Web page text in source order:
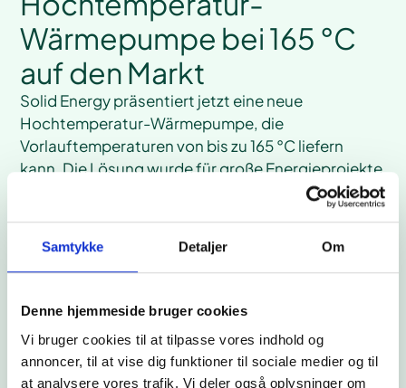
Samtykke Detaljer Om
Denne hjemmeside bruger cookies
Vi bruger cookies til at tilpasse vores indhold og
annoncer, til at vise dig funktioner til sociale medier og til
at analysere vores trafik. Vi deler også oplysninger om
Wärmepumpe bei 165 °C
auf den Markt
Solid Energy präsentiert jetzt eine neue
Hochtemperatur-Wärmepumpe, die
Vorlauftemperaturen von bis zu 165 °C liefern
kann. Die Lösung wurde für große Energieprojekte
entwickelt und baut auf unserer langjährigen
Erfahrung mit zuverlässigen Wärmepumpen für
Fall lesen